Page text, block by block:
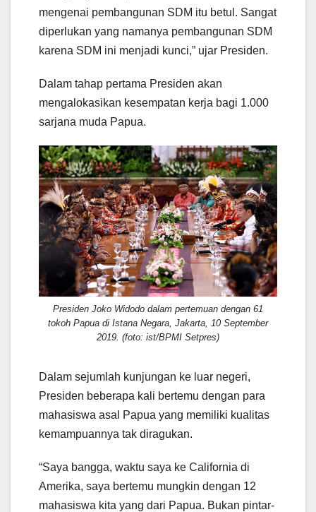
mengenai pembangunan SDM itu betul. Sangat
diperlukan yang namanya pembangunan SDM
karena SDM ini menjadi kunci,” ujar Presiden.
Dalam tahap pertama Presiden akan
mengalokasikan kesempatan kerja bagi 1.000
sarjana muda Papua.
Presiden Joko Widodo dalam pertemuan dengan 61
tokoh Papua di Istana Negara, Jakarta, 10 September
2019. (foto: ist/BPMI Setpres)
Dalam sejumlah kunjungan ke luar negeri,
Presiden beberapa kali bertemu dengan para
mahasiswa asal Papua yang memiliki kualitas
kemampuannya tak diragukan.
“Saya bangga, waktu saya ke California di
Amerika, saya bertemu mungkin dengan 12
mahasiswa kita yang dari Papua. Bukan pintar-